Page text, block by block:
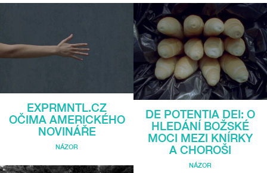
EXPRMNTL.CZ
OČIMA AMERICKÉHO
NOVINÁŘE
NÁZOR
DE POTENTIA DEI: O
HLEDÁNÍ BOŽSKÉ
MOCI MEZI KNÍRKY
A CHOROŠI
NÁZOR